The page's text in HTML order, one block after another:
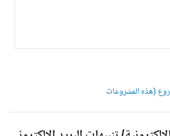
(هذه المشروعات